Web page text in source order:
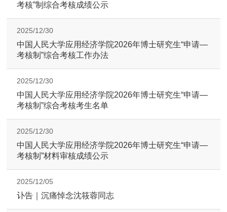
考核”制综合考核成绩公示
2025/12/30
中国人民大学应用经济学院2026年博士研究生“申请—
考核制”综合考核工作办法
2025/12/30
中国人民大学应用经济学院2026年博士研究生“申请—
考核制”综合考核考生名单
2025/12/30
中国人民大学应用经济学院2026年博士研究生“申请—
考核制”材料审核成绩公示
2025/12/05
讣告｜沉痛悼念沈筱蓉同志